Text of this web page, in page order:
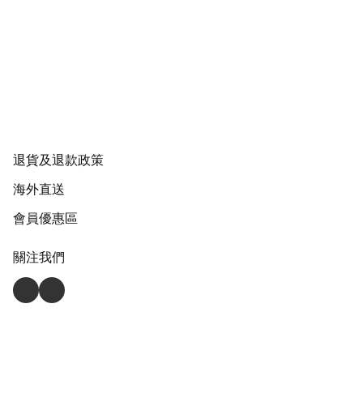
退貨及退款政策
海外直送
會員優惠區
關注我們